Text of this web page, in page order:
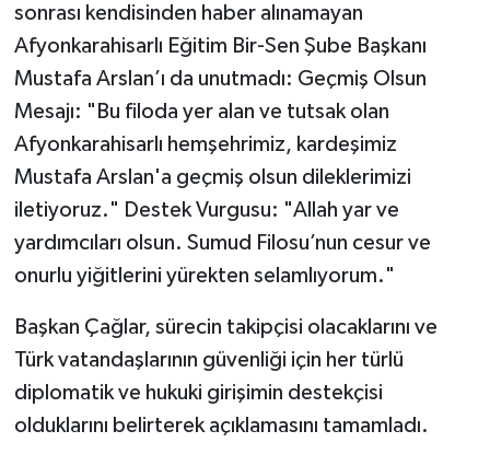
sonrası kendisinden haber alınamayan
Afyonkarahisarlı Eğitim Bir-Sen Şube Başkanı
Mustafa Arslan’ı da unutmadı: Geçmiş Olsun
Mesajı: "Bu filoda yer alan ve tutsak olan
Afyonkarahisarlı hemşehrimiz, kardeşimiz
Mustafa Arslan'a geçmiş olsun dileklerimizi
iletiyoruz." Destek Vurgusu: "Allah yar ve
yardımcıları olsun. Sumud Filosu’nun cesur ve
onurlu yiğitlerini yürekten selamlıyorum."
Başkan Çağlar, sürecin takipçisi olacaklarını ve
Türk vatandaşlarının güvenliği için her türlü
diplomatik ve hukuki girişimin destekçisi
olduklarını belirterek açıklamasını tamamladı.